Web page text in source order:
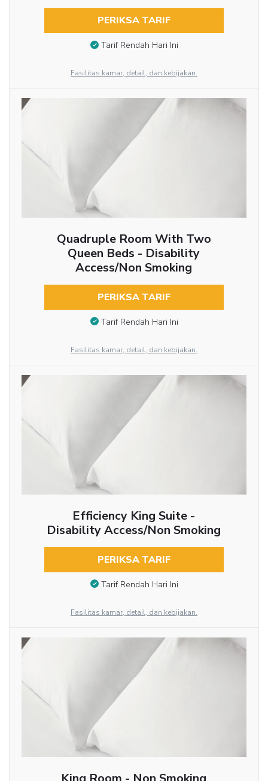
PERIKSA TARIF
Tarif Rendah Hari Ini
Fasilitas kamar, detail, dan kebijakan.
Quadruple Room With Two
Queen Beds - Disability
Access/Non Smoking
PERIKSA TARIF
Tarif Rendah Hari Ini
Fasilitas kamar, detail, dan kebijakan.
Efficiency King Suite -
Disability Access/Non Smoking
PERIKSA TARIF
Tarif Rendah Hari Ini
Fasilitas kamar, detail, dan kebijakan.